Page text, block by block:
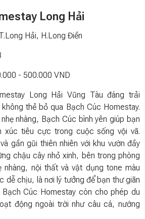
Long Hải
Hải, H.Long Điền
- 500.000 VND
Long Hải Vũng Tàu đáng trải
thẻ bỏ qua Bạch Cúc Homestay.
nhàng, Bạch Cúc bình yên giúp bạn
xúc tiêu cực trong cuộc sống vội vã.
gần gũi thiên nhiên với khu vườn đầy
chậu cây nhỏ xinh, bên trong phòng
nhàng, nội thất và vật dụng tone màu
dễ chịu, là nơi lý tưởng để bạn thư giãn
Cúc Homestay còn cho phép du
động ngoài trời như câu cá, nướng